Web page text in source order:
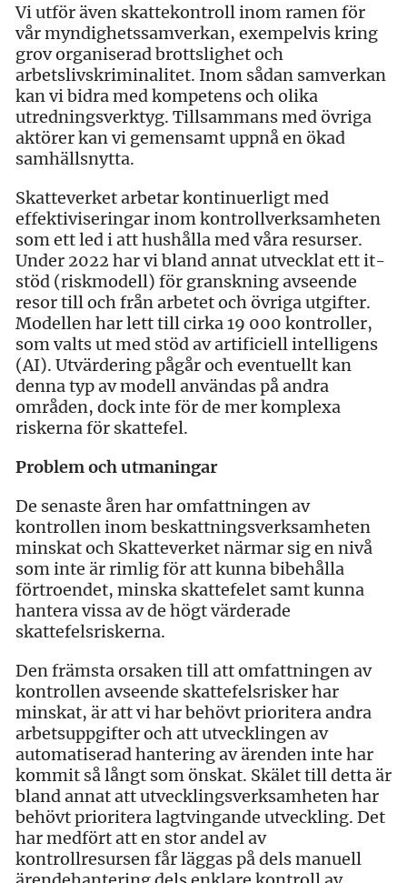
Vi utför även skattekontroll inom ramen för
vår myndighetssamverkan, exempelvis kring
grov organiserad brottslighet och
arbetslivskriminalitet. Inom sådan samverkan
kan vi bidra med kompetens och olika
utredningsverktyg. Tillsammans med övriga
aktörer kan vi gemensamt uppnå en ökad
samhällsnytta.
Skatteverket arbetar kontinuerligt med
effektiviseringar inom kontrollverksamheten
som ett led i att hushålla med våra resurser.
Under 2022 har vi bland annat utvecklat ett it-
stöd (riskmodell) för granskning avseende
resor till och från arbetet och övriga utgifter.
Modellen har lett till cirka 19 000 kontroller,
som valts ut med stöd av artificiell intelligens
(AI). Utvärdering pågår och eventuellt kan
denna typ av modell användas på andra
områden, dock inte för de mer komplexa
riskerna för skattefel.
Problem och utmaningar
De senaste åren har omfattningen av
kontrollen inom beskattningsverksamheten
minskat och Skatteverket närmar sig en nivå
som inte är rimlig för att kunna bibehålla
förtroendet, minska skattefelet samt kunna
hantera vissa av de högt värderade
skattefelsriskerna.
Den främsta orsaken till att omfattningen av
kontrollen avseende skattefelsrisker har
minskat, är att vi har behövt prioritera andra
arbetsuppgifter och att utvecklingen av
automatiserad hantering av ärenden inte har
kommit så långt som önskat. Skälet till detta är
bland annat att utvecklingsverksamheten har
behövt prioritera lagtvingande utveckling. Det
har medfört att en stor andel av
kontrollresursen får läggas på dels manuell